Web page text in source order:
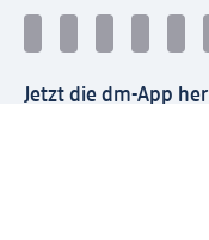
Jetzt die dm-App